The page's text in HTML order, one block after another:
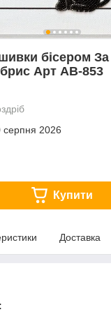
бісером
Арт AB-853
серпня 2026
Купити
Доставка